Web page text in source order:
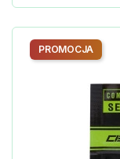
PROMOCJA